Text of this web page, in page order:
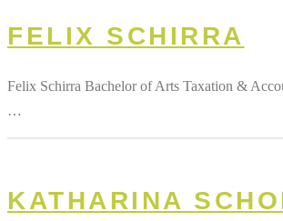
FELIX SCHIRRA
Felix Schirra Bachelor of Arts Taxation &
…
KATHARINA